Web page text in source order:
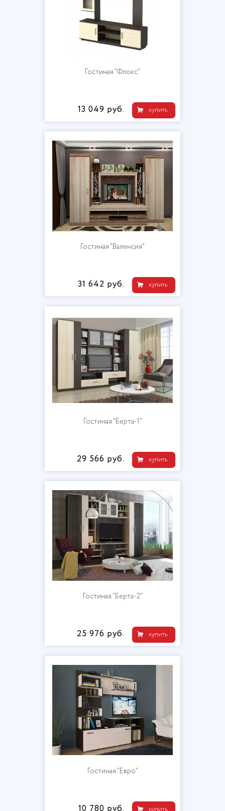
Гостиная "Флокс"
купить
13 049 руб.
Гостиная "Валенсия"
купить
31 642 руб.
Гостиная "Берта-1"
купить
29 566 руб.
Гостиная "Берта-2"
купить
25 976 руб.
Гостиная "Евро"